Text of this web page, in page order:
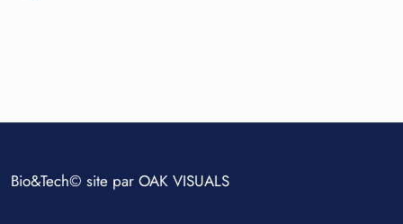
Bio&Tech© site par OAK VISUALS